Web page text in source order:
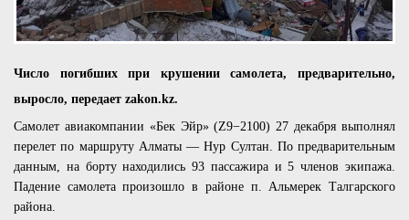
Число погибших при крушении самолета, предварительно,
выросло, передает zakon.kz.
Самолет авиакомпании «Бек Эйр» (Z9−2100) 27 декабря выполнял
перелет по маршруту Алматы — Нур Султан. По предварительным
данным, на борту находились 93 пассажира и 5 членов экипажа.
Падение самолета произошло в районе п. Альмерек Талгарского
района.